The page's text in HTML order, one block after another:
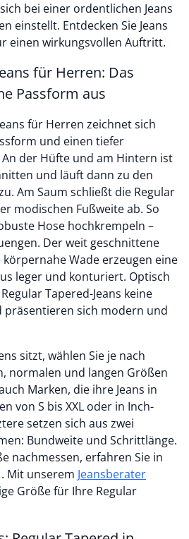
bei einer ordentlichen Jeans
einstellt. Entdecken Sie Jeans
einen wirkungsvollen Auftritt.
für Herren: Das
Passform aus
für Herren zeichnet sich
und einen tiefer
der Hüfte und am Hintern ist
und läuft dann zu den
Am Saum schließt die Regular
modischen Fußweite ab. So
Hose hochkrempeln –
Der weit geschnittene
Wade erzeugen eine
leger und konturiert. Optisch
Tapered-Jeans keine
präsentieren sich modern und
sitzt, wählen Sie je nach
normalen und langen Größen
Marken, die ihre Jeans in
von S bis XXL oder in Inch-
setzen sich aus zwei
Bundweite und Schrittlänge.
nachmessen, erfahren Sie in
Mit unserem Jeansberater
Größe für Ihre Regular